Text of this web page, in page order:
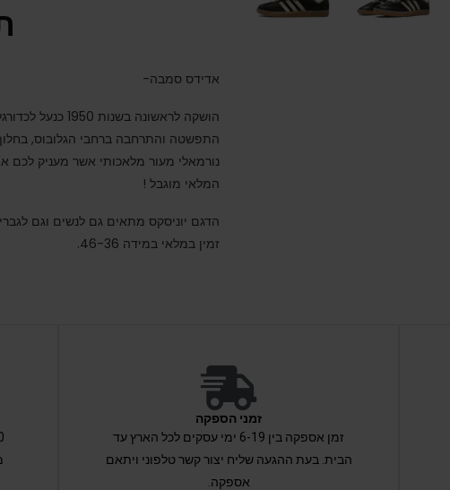
אדידס סמבה-
הושקה לראשונה
התפשטה והתרחבה ברחבי הגלובוס,
נורמאלי מעור מלאכותי אשר מעניק
המלאי מוגבל !
הדגם יוניסקס מתאים גם לנשים וגם
זמין במלאי במידה 46-36.
זמני הספקה
זמן אספקה בין 6-19 ימי עסקים לכל הארץ עד
הבית. בעת ההגעה שליח יצור קשר טלפוני ויתאם
אספקה.